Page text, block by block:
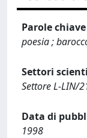
Parole chiave
poesia ;
Settori
Settore L-LIN/
Data di
1998